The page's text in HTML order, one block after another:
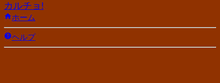
カルチョ!
ホーム
ヘルプ